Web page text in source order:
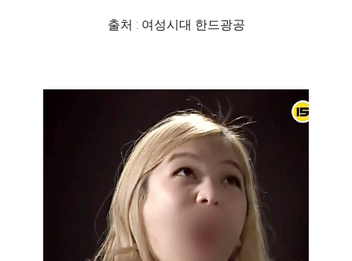
출처 : 여성시대 한드광공